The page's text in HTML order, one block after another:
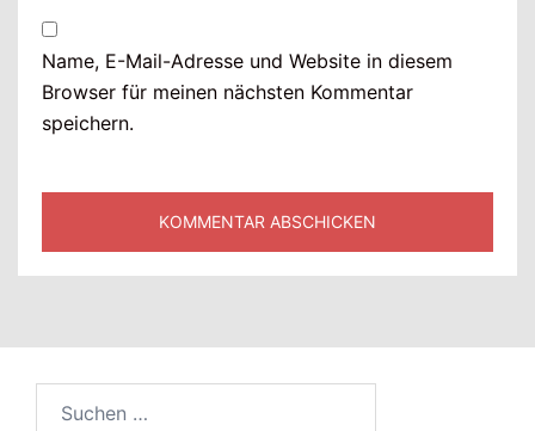
Name, E-Mail-Adresse und Website in diesem
Browser für meinen nächsten Kommentar
speichern.